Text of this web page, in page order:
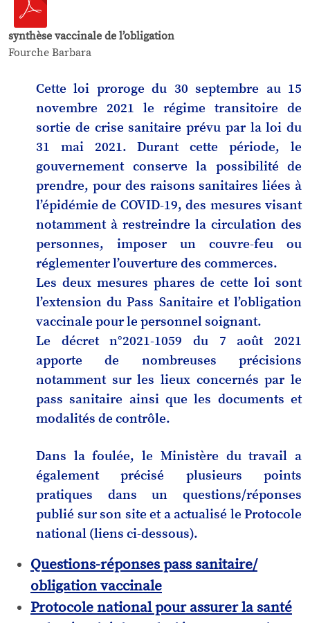
synthèse vaccinale de l’obligation
Fourche Barbara
Cette loi proroge du 30 septembre au 15
novembre 2021 le régime transitoire de
sortie de crise sanitaire prévu par la loi du
31 mai 2021. Durant cette période, le
gouvernement conserve la possibilité de
prendre, pour des raisons sanitaires liées à
l’épidémie de COVID-19, des mesures visant
notamment à restreindre la circulation des
personnes, imposer un couvre-feu ou
réglementer l’ouverture des commerces.
Les deux mesures phares de cette loi sont
l’extension du Pass Sanitaire et l’obligation
vaccinale pour le personnel soignant.
Le décret n°2021-1059 du 7 août 2021
apporte de nombreuses précisions
notamment sur les lieux concernés par le
pass sanitaire ainsi que les documents et
modalités de contrôle.
Dans la foulée, le Ministère du travail a
également précisé plusieurs points
pratiques dans un questions/réponses
publié sur son site et a actualisé le Protocole
national (liens ci-dessous).
Questions-réponses pass sanitaire/
obligation vaccinale
Protocole national pour assurer la santé